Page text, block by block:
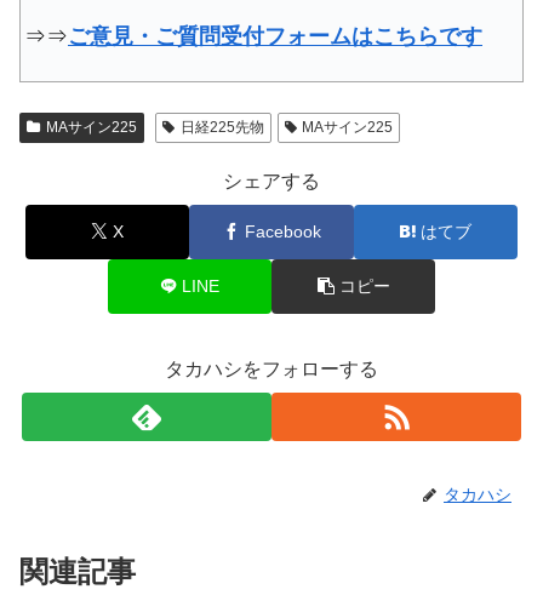
⇒⇒ご意見・ご質問受付フォームはこちらです
MAサイン225 日経225先物 MAサイン225
シェアする
X Facebook はてブ
LINE コピー
タカハシをフォローする
タカハシ
関連記事